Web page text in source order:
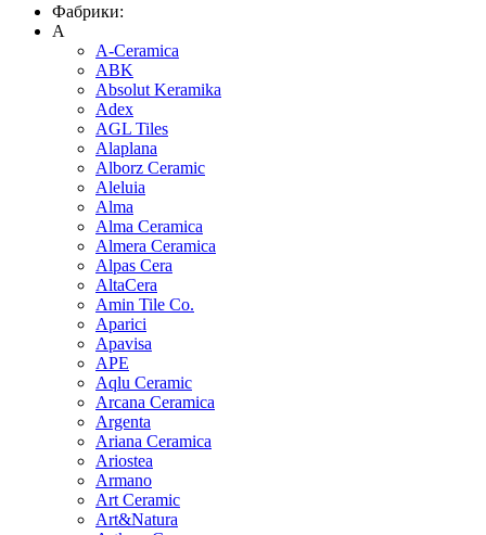
Фабрики:
A
A-Ceramica
ABK
Absolut Keramika
Adex
AGL Tiles
Alaplana
Alborz Ceramic
Aleluia
Alma
Alma Ceramica
Almera Ceramica
Alpas Cera
AltaCera
Amin Tile Co.
Aparici
Apavisa
APE
Aqlu Ceramic
Arcana Ceramica
Argenta
Ariana Ceramica
Ariostea
Armano
Art Ceramic
Art&Natura